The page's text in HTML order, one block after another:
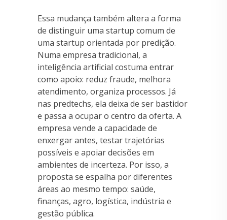
Essa mudança também altera a forma
de distinguir uma startup comum de
uma startup orientada por predição.
Numa empresa tradicional, a
inteligência artificial costuma entrar
como apoio: reduz fraude, melhora
atendimento, organiza processos. Já
nas predtechs, ela deixa de ser bastidor
e passa a ocupar o centro da oferta. A
empresa vende a capacidade de
enxergar antes, testar trajetórias
possíveis e apoiar decisões em
ambientes de incerteza. Por isso, a
proposta se espalha por diferentes
áreas ao mesmo tempo: saúde,
finanças, agro, logística, indústria e
gestão pública.